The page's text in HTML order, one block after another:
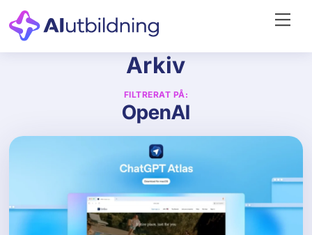
Skip
to
content
Arkiv
FILTRERAT PÅ:
OpenAI